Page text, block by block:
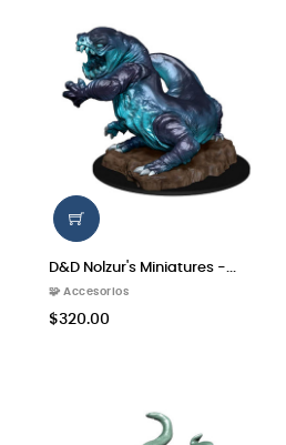
D&D Nolzur's Miniatures -...
🧩 Accesorios
$320.00